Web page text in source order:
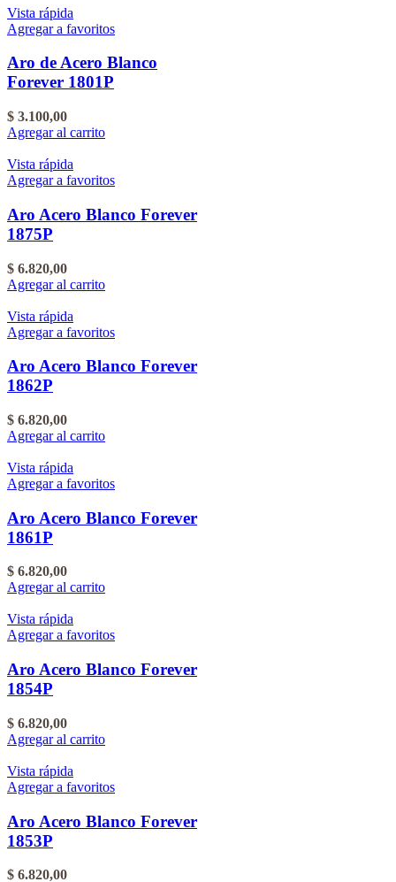
Vista rápida
Agregar a favoritos
Aro de Acero Blanco
Forever 1801P
$ 3.100,00
Agregar al carrito
Vista rápida
Agregar a favoritos
Aro Acero Blanco Forever
1875P
$ 6.820,00
Agregar al carrito
Vista rápida
Agregar a favoritos
Aro Acero Blanco Forever
1862P
$ 6.820,00
Agregar al carrito
Vista rápida
Agregar a favoritos
Aro Acero Blanco Forever
1861P
$ 6.820,00
Agregar al carrito
Vista rápida
Agregar a favoritos
Aro Acero Blanco Forever
1854P
$ 6.820,00
Agregar al carrito
Vista rápida
Agregar a favoritos
Aro Acero Blanco Forever
1853P
$ 6.820,00